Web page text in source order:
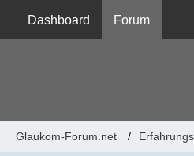
Dashboard Forum
Glaukom-Forum.net